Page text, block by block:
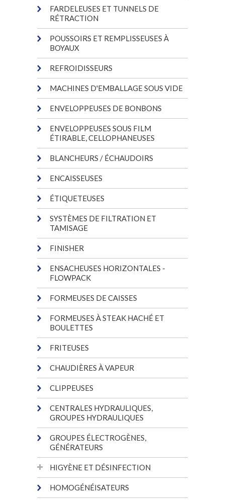
FARDELEUSES ET TUNNELS DE
RÉTRACTION
POUSSOIRS ET REMPLISSEUSES À
BOYAUX
REFROIDISSEURS
MACHINES D'EMBALLAGE SOUS VIDE
ENVELOPPEUSES DE BONBONS
ENVELOPPEUSES SOUS FILM
ÉTIRABLE, CELLOPHANEUSES
BLANCHEURS / ÉCHAUDOIRS
ENCAISSEUSES
ÉTIQUETEUSES
SYSTÈMES DE FILTRATION ET
TAMISAGE
FINISHER
ENSACHEUSES HORIZONTALES -
FLOWPACK
FORMEUSES DE CAISSES
FORMEUSES À STEAK HACHÉ ET
BOULETTES
FRITEUSES
CHAUDIÈRES À VAPEUR
CLIPPEUSES
CENTRALES HYDRAULIQUES,
GROUPES HYDRAULIQUES
GROUPES ÉLECTROGÈNES,
GÉNÉRATEURS
HIGYÈNE ET DÉSINFECTION
HOMOGÉNÉISATEURS